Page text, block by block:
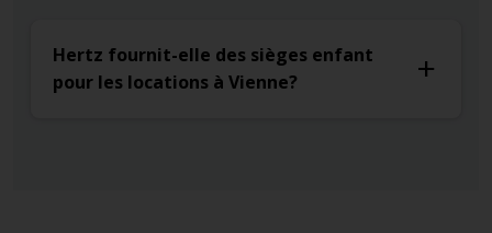
Hertz fournit-elle des sièges enfant
pour les locations à Vienne?